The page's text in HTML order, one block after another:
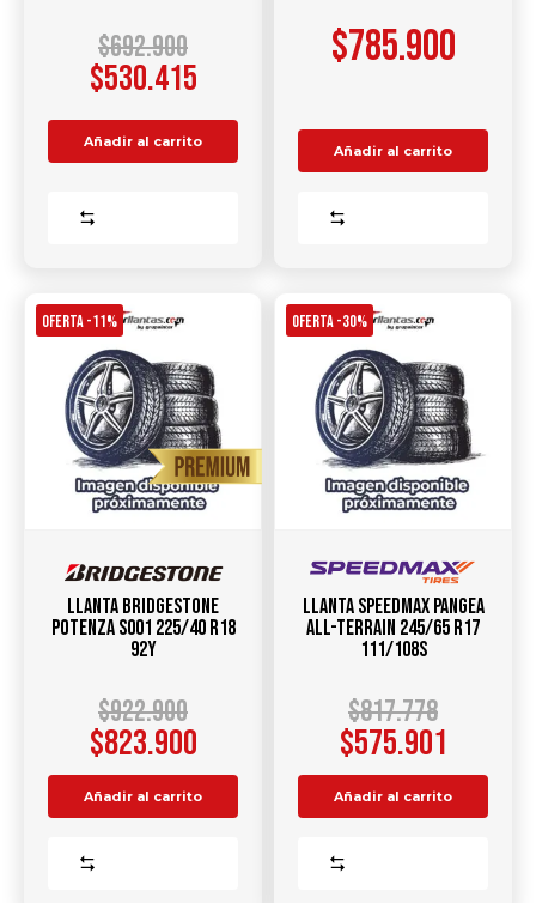
$692.900
$530.415
Añadir al carrito
$785.900
Añadir al carrito
OFERTA -11%
Llanta BRIDGESTONE
POTENZA S001 225/40 R18
92Y
$922.900
$823.900
Añadir al carrito
OFERTA -30%
Llanta SPEEDMAX Pangea
All-Terrain 245/65 R17
111/108S
$817.778
$575.901
Añadir al carrito